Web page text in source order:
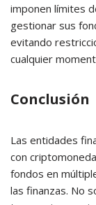
imponen límites
gestionar sus
evitando
cualquier
Conclusión
Las entidades
con
fondos en
las finanzas. No